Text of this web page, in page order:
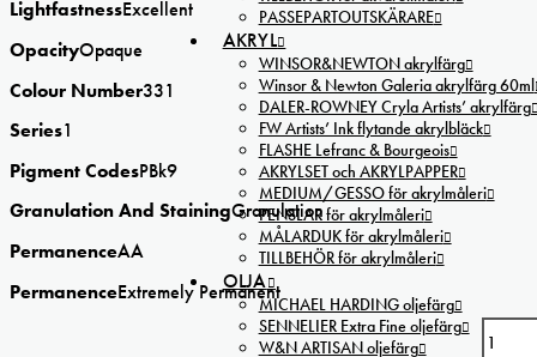
PASSEPARTOUTSKÄRARE
AKRYL
WINSOR&NEWTON akrylfärg
Winsor & Newton Galeria akrylfärg 60ml
DALER-ROWNEY Cryla Artists’ akrylfärg
FW Artists’ Ink flytande akrylbläck
FLASHE Lefranc & Bourgeois
AKRYLSET och AKRYLPAPPER
MEDIUM/GESSO för akrylmåleri
PENSLAR för akrylmåleri
MÅLARDUK för akrylmåleri
TILLBEHÖR för akrylmåleri
OLJA
MICHAEL HARDING oljefärg
SENNELIER Extra Fine oljefärg
W&N ARTISAN oljefärg
LightfastnessExcellent
OpacityOpaque
Colour Number331
Series1
Pigment CodesPBk9
Granulation And StainingGranulation
PermanenceAA
PermanenceExtremely Permanent
Winsor&Newton Ivory black Professional watercolor mängd